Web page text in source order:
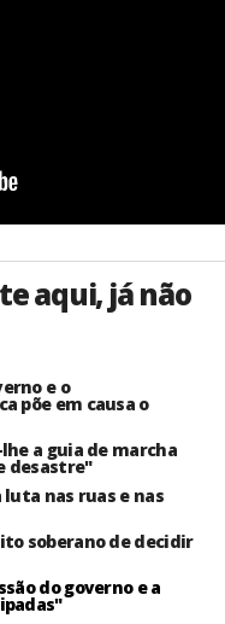
aqui, já não
e o
põe em causa o
a guia de marcha
desastre"
nas ruas e nas
soberano de decidir
do governo e a